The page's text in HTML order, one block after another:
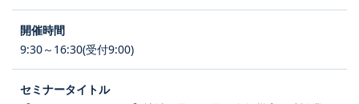
9:30～16:30(受付9:00)